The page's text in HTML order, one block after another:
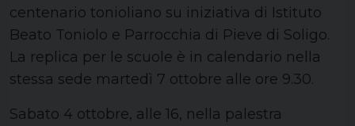
centenario tonioliano su iniziativa di Istituto
Beato Toniolo e Parrocchia di Pieve di Soligo.
La replica per le scuole è in calendario nella
stessa sede martedì 7 ottobre alle ore 9.30.
Sabato 4 ottobre, alle 16, nella palestra